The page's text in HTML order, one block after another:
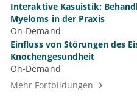
Interaktive Kasuistik:
Myeloms in der Praxis
On-Demand
Einfluss von Störungen des
Knochengesundheit
On-Demand
Mehr Fortbildungen